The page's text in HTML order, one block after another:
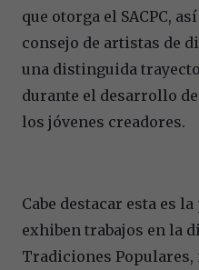
que otorga el SACPC,
consejo de artistas de
una distinguida
durante el desarrollo
los jóvenes creadores.
Cabe destacar esta es
exhiben trabajos en la
Tradiciones Populares,